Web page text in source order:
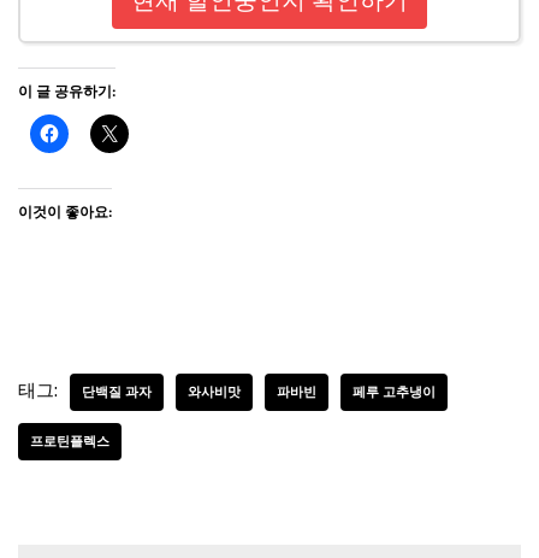
이 글 공유하기:
이것이 좋아요:
태그: 단백질 과자 와사비맛 파바빈 페루 고추냉이
프로틴플렉스